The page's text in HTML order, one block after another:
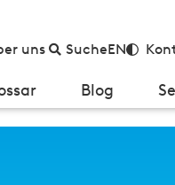
uns SucheEN
Blog